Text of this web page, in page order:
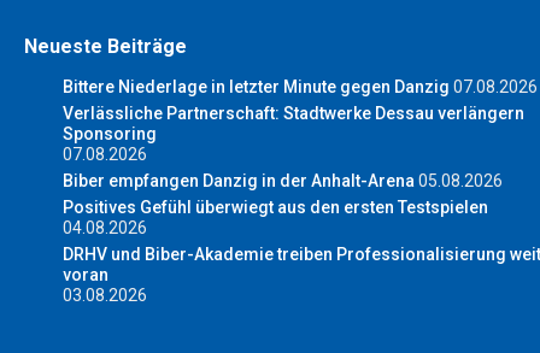
Neueste Beiträge
Bittere Niederlage in letzter Minute gegen Danzig 07.08.2026
Verlässliche Partnerschaft: Stadtwerke Dessau verlängern
Sponsoring
07.08.2026
Biber empfangen Danzig in der Anhalt-Arena05.08.2026
Positives Gefühl überwiegt aus den ersten Testspielen
04.08.2026
DRHV und Biber-Akademie treiben Professionalisierung
voran
03.08.2026